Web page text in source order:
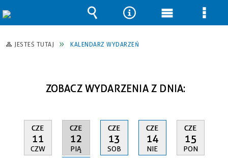
JESTEŚ TUTAJ KALENDARZ WYDARZEŃ
ZOBACZ WYDARZENIA Z DNIA:
CZE
11
CZW
CZE
12
PIĄ
CZE
13
SOB
CZE
14
NIE
CZE
15
PON
Wyszukiwarka
Narzędzia
Menu Menu